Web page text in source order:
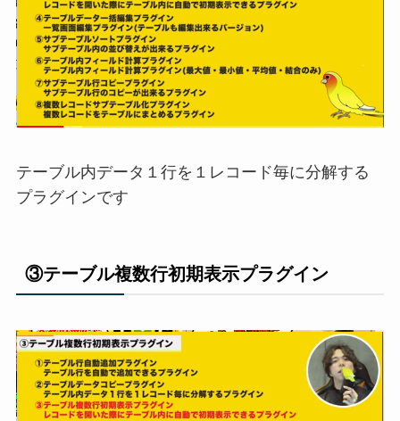
テーブル内データ１行を１レコード毎に分解する
プラグインです
③テーブル複数行初期表示プラグイン